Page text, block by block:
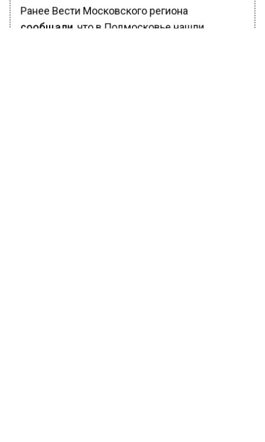
Ранее Вести Московского региона
сообщали, что в Подмосковье нашли